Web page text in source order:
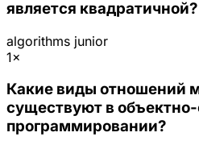
является квадратичной?
algorithms junior
1×
Какие виды отношений
существуют в
программировании?